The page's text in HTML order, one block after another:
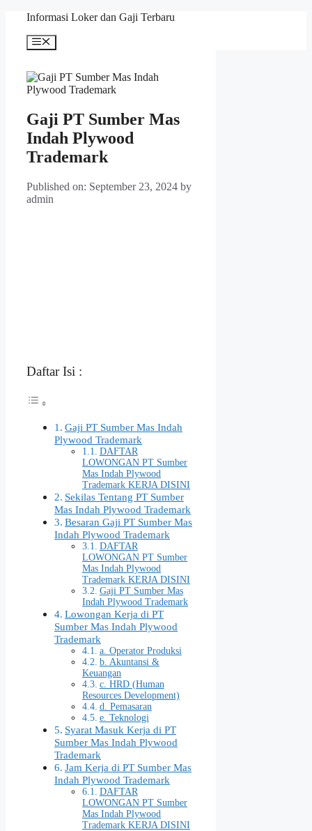
content
Informasi Loker dan Gaji Terbaru
Menu
Gaji PT Sumber Mas
Indah Plywood
Trademark
Published on: September 23, 2024 by
admin
Daftar Isi :
Gaji PT Sumber Mas Indah
Plywood Trademark
DAFTAR
LOWONGAN PT Sumber
Mas Indah Plywood
Trademark KERJA DISINI
Sekilas Tentang PT Sumber
Mas Indah Plywood Trademark
Besaran Gaji PT Sumber Mas
Indah Plywood Trademark
DAFTAR
LOWONGAN PT Sumber
Mas Indah Plywood
Trademark KERJA DISINI
Gaji PT Sumber Mas
Indah Plywood Trademark
Lowongan Kerja di PT
Sumber Mas Indah Plywood
Trademark
a. Operator Produksi
b. Akuntansi &
Keuangan
c. HRD (Human
Resources Development)
d. Pemasaran
e. Teknologi
Syarat Masuk Kerja di PT
Sumber Mas Indah Plywood
Trademark
Jam Kerja di PT Sumber Mas
Indah Plywood Trademark
DAFTAR
LOWONGAN PT Sumber
Mas Indah Plywood
Trademark KERJA DISINI